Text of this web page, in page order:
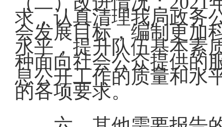
求，认真清理我局政务
会发展目标，编制更加
水平，提升队伍基本素
种面向社会公众提供的
息公开工作的质量和水
的各项要求。